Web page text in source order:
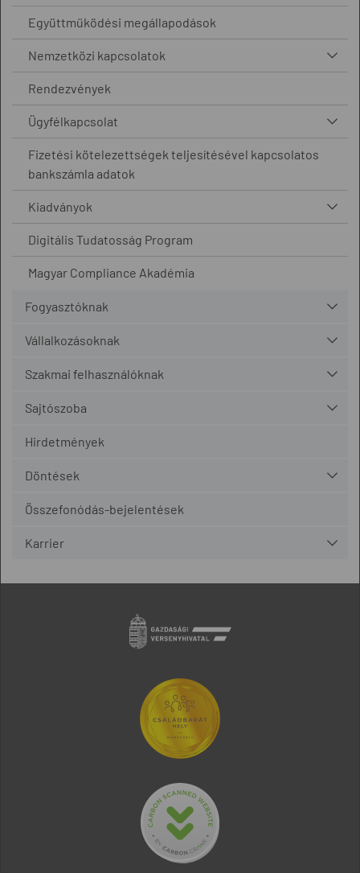
Együttműködési megállapodások
Nemzetközi kapcsolatok
Rendezvények
Ügyfélkapcsolat
Fizetési kötelezettségek teljesítésével kapcsolatos
bankszámla adatok
Kiadványok
Digitális Tudatosság Program
Magyar Compliance Akadémia
Fogyasztóknak
Vállalkozásoknak
Szakmai felhasználóknak
Sajtószoba
Hirdetmények
Döntések
Összefonódás-bejelentések
Karrier